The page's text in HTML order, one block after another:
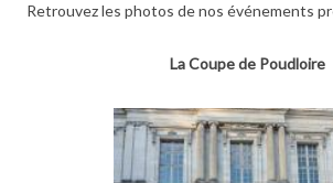
Retrouvez les photos de nos événements
La Coupe de Poudloire